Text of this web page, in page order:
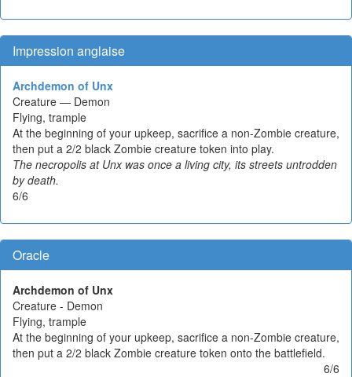
Impression anglaise
Archdemon of Unx
Creature — Demon
Flying, trample
At the beginning of your upkeep, sacrifice a non-Zombie creature,
then put a 2/2 black Zombie creature token into play.
The necropolis at Unx was once a living city, its streets untrodden
by death.
6/6
Oracle
Archdemon of Unx
Creature - Demon
Flying, trample
At the beginning of your upkeep, sacrifice a non-Zombie creature,
then put a 2/2 black Zombie creature token onto the battlefield.
6/6